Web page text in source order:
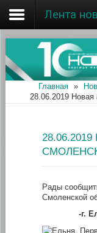
Главная
Об ассоциации
Наши аптеки
Информация
Лента
Главная »
28.06.2019 Новая
Рады
Смоленской
-г.